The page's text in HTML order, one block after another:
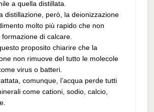
a quella distillata.
distillazione, però, la deionizzazione
molto più rapido che non
di calcare.
proposito chiarire che la
non rimuove del tutto le molecole
virus o batteri.
comunque, l’acqua perde tutti
come cationi, sodio, calcio,